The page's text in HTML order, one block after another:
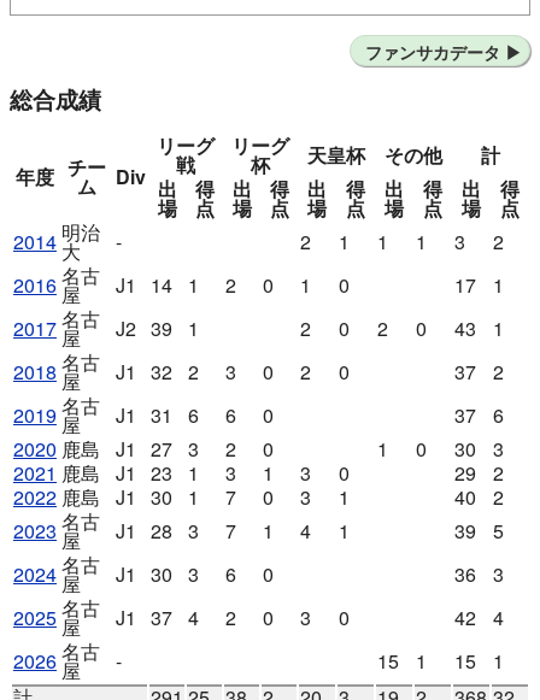
ファンサカデータ
総合成績
年度 チー
ム Div
リーグ
戦
リーグ
杯 天皇杯 その他
計
出
場
得
点
出
場
得
点
出
場
得
点
出
場
得
点
出
場
得
点
2014 明治
大 - 2 1 1 1 3
2
2016名古
屋 J1 14 1 2 0 1 0 17
1
2017名古
屋 J2 39 1 2 0 2 0 43
1
2018 名古
屋 J1 32 2 3 0 2 0 37
2
2019名古
屋 J1 31 6 6 0 37
6
2020 鹿島 J1 27 3 2 0 1 0 30
3
2021 鹿島 J1 23 1 3 1 3 0 29
2
2022 鹿島 J1 30 1 7 0 3 1 40
2
2023 名古
屋 J1 28 3 7 1 4 1 39
5
2024名古
屋 J1 30 3 6 0 36
3
2025名古
屋 J1 37 4 2 0 3 0 42
4
2026名古
屋 - 15 1 15
1